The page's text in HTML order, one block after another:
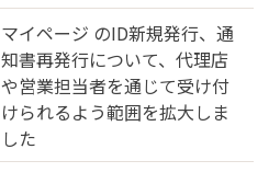
マイページ のID新規発行、通
知書再発行について、代理店
や営業担当者を通じて受け付
けられるよう範囲を拡大しま
した